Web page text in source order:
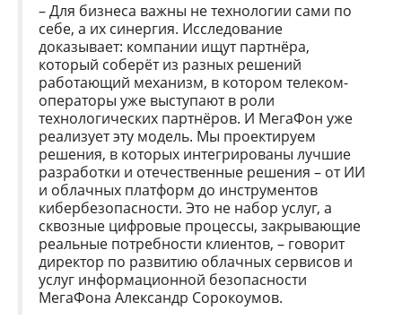
– Для бизнеса важны не технологии сами по
себе, а их синергия. Исследование
доказывает: компании ищут партнёра,
который соберёт из разных решений
работающий механизм, в котором телеком-
операторы уже выступают в роли
технологических партнёров. И МегаФон уже
реализует эту модель. Мы проектируем
решения, в которых интегрированы лучшие
разработки и отечественные решения – от ИИ
и облачных платформ до инструментов
кибербезопасности. Это не набор услуг, а
сквозные цифровые процессы, закрывающие
реальные потребности клиентов, – говорит
директор по развитию облачных сервисов и
услуг информационной безопасности
МегаФона Александр Сорокоумов.